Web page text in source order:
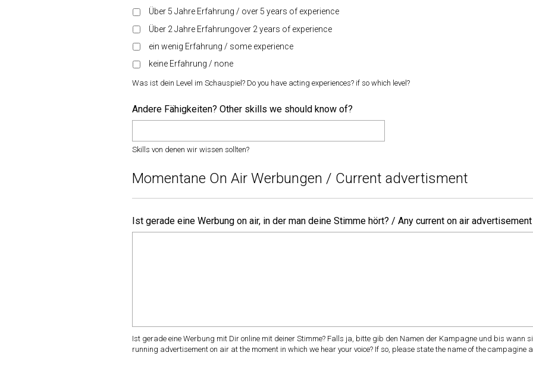
Über 5 Jahre Erfahrung / over 5 years of experience
Über 2 Jahre Erfahrungover 2 years of experience
ein wenig Erfahrung / some experience
keine Erfahrung / none
Was ist dein Level im Schauspiel? Do you have acting experiences? if so which level?
Andere Fähigkeiten? Other skills we should know of?
Skills von denen wir wissen sollten?
Momentane On Air Werbungen / Current advertisment
Ist gerade eine Werbung on air, in der man deine Stimme hört? / Any current on air
Ist gerade eine Werbung mit Dir online mit deiner Stimme? Falls ja, bitte gib den Namen der Kampagne und bis wann
running advertisement on air at the moment in which we hear your voice? If so, please state the name of the campagine